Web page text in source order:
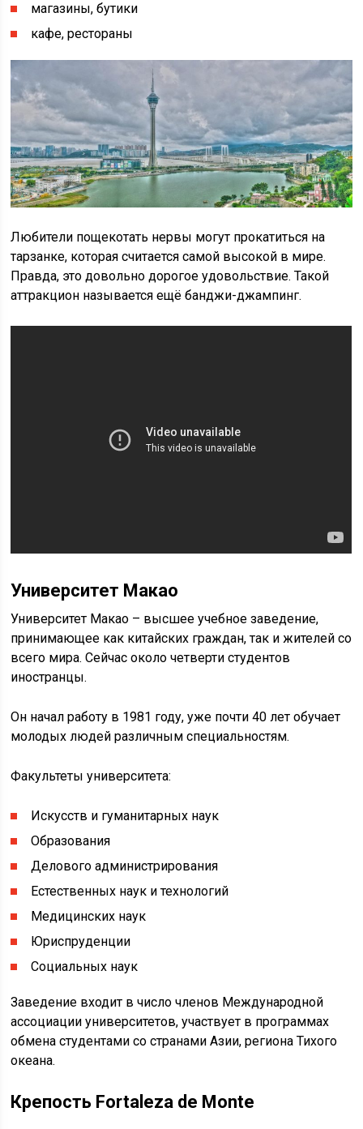
магазины, бутики
кафе, рестораны
Любители пощекотать нервы могут прокатиться на
тарзанке, которая считается самой высокой в мире.
Правда, это довольно дорогое удовольствие. Такой
аттракцион называется ещё банджи-джампинг.
Университет Макао
Университет Макао – высшее учебное заведение,
принимающее как китайских граждан, так и жителей со
всего мира. Сейчас около четверти студентов
иностранцы.
Он начал работу в 1981 году, уже почти 40 лет обучает
молодых людей различным специальностям.
Факультеты университета:
Искусств и гуманитарных наук
Образования
Делового администрирования
Естественных наук и технологий
Медицинских наук
Юриспруденции
Социальных наук
Заведение входит в число членов Международной
ассоциации университетов, участвует в программах
обмена студентами со странами Азии, региона Тихого
океана.
Крепость Fortaleza de Monte